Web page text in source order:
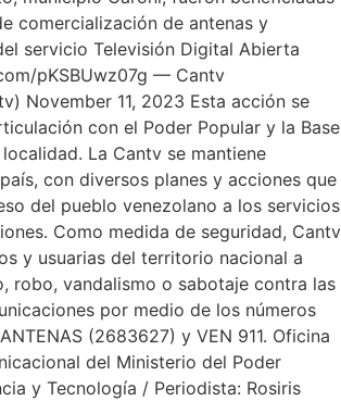
comercialización de antenas y
servicio Televisión Digital Abierta
pKSBUwz07g — Cantv
November 11, 2023 Esta acción se
con el Poder Popular y la Base
La Cantv se mantiene
con diversos planes y acciones que
del pueblo venezolano a los servicios
Como medida de seguridad, Cantv
y usuarias del territorio nacional a
robo, vandalismo o sabotaje contra las
por medio de los números
(2683627) y VEN 911. Oficina
del Ministerio del Poder
y Tecnología / Periodista: Rosiris